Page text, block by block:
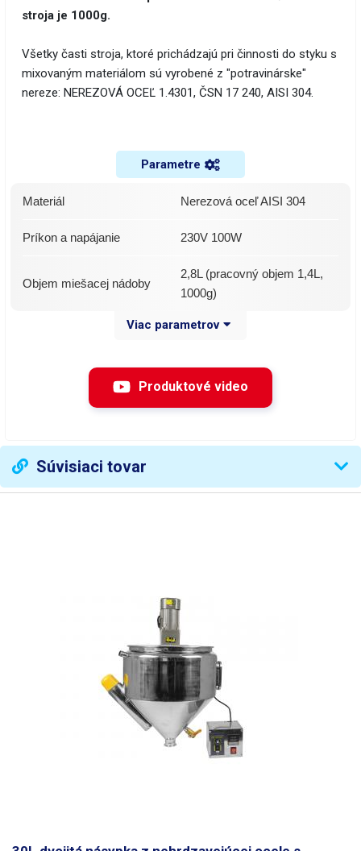
stroja je 1000g.
Všetky časti stroja, ktoré prichádzajú pri činnosti do styku s
mixovaným materiálom sú vyrobené z "potravinárske"
nereze: NEREZOVÁ OCEĽ 1.4301, ČSN 17 240, AISI 304.
Parametre
Materiál Nerezová oceľ AISI 304
Príkon a napájanie 230V 100W
Objem miešacej nádoby
2,8L (pracovný objem 1,4L,
1000g)
4-60ot/min)
1s - 99h
56x32x45cm (ŠxVxH)
Hmotnosť balenia [kg]:
Viac parametrov
Produktové video
Súvisiaci tovar